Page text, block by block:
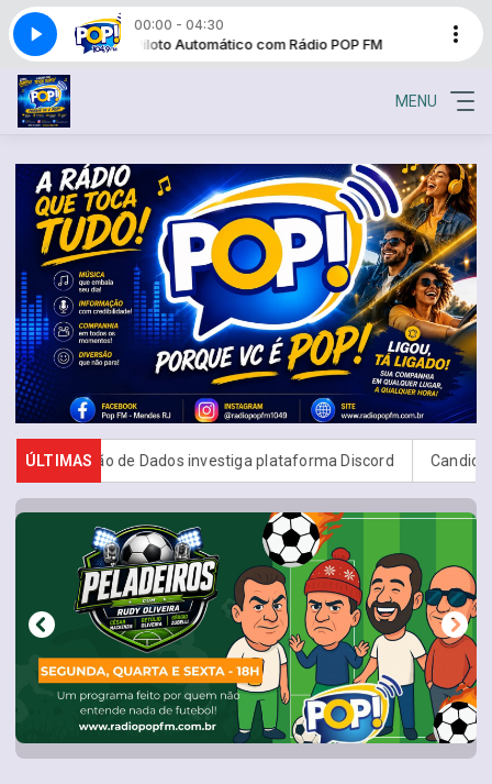
00:00 - 04:30
FM Piloto Automático com Rádio POP FM
MENU
ÚLTIMAS
de Dados investiga plataforma Discord Candidatos do